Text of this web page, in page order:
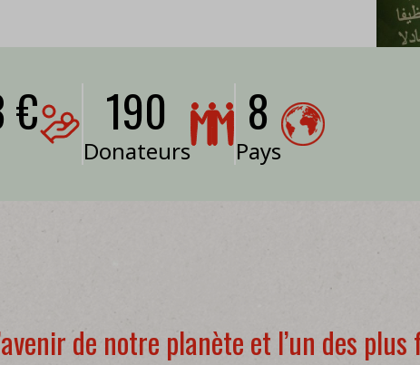
€ 190
Donateurs
8
Pays
de notre planète et l’un des